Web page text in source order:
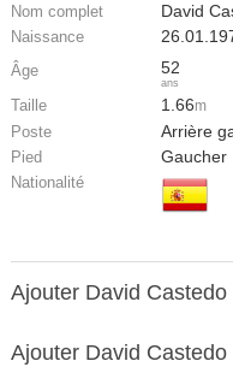
Nom complet David
Naissance
Âge 52
ans
Taille 1.66m
Poste Arrière
Pied Gaucher
Nationalité
Ajouter David
Ajouter David